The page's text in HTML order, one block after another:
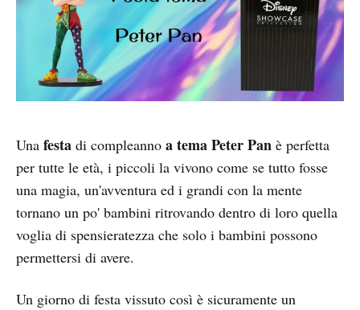
Una festa di compleanno a tema Peter Pan è perfetta
per tutte le età, i piccoli la vivono come se tutto fosse
una magia, un'avventura ed i grandi con la mente
tornano un po' bambini ritrovando dentro di loro quella
voglia di spensieratezza che solo i bambini possono
permettersi di avere.
Un giorno di festa vissuto così è sicuramente un